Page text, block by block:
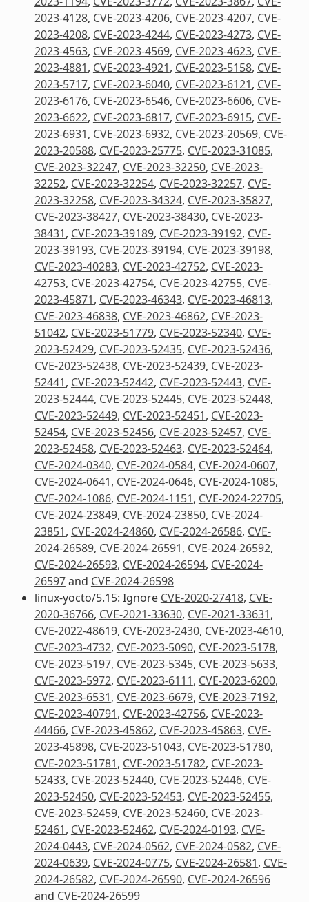
2023-4128, CVE-2023-4206, CVE-2023-4207, CVE-
2023-4208, CVE-2023-4244, CVE-2023-4273, CVE-
2023-4563, CVE-2023-4569, CVE-2023-4623, CVE-
2023-4881, CVE-2023-4921, CVE-2023-5158, CVE-
2023-5717, CVE-2023-6040, CVE-2023-6121, CVE-
2023-6176, CVE-2023-6546, CVE-2023-6606, CVE-
2023-6622, CVE-2023-6817, CVE-2023-6915, CVE-
2023-6931, CVE-2023-6932, CVE-2023-20569, CVE-
2023-20588, CVE-2023-25775, CVE-2023-31085,
CVE-2023-32247, CVE-2023-32250, CVE-2023-
32252, CVE-2023-32254, CVE-2023-32257, CVE-
2023-32258, CVE-2023-34324, CVE-2023-35827,
CVE-2023-38427, CVE-2023-38430, CVE-2023-
38431, CVE-2023-39189, CVE-2023-39192, CVE-
2023-39193, CVE-2023-39194, CVE-2023-39198,
CVE-2023-40283, CVE-2023-42752, CVE-2023-
42753, CVE-2023-42754, CVE-2023-42755, CVE-
2023-45871, CVE-2023-46343, CVE-2023-46813,
CVE-2023-46838, CVE-2023-46862, CVE-2023-
51042, CVE-2023-51779, CVE-2023-52340, CVE-
2023-52429, CVE-2023-52435, CVE-2023-52436,
CVE-2023-52438, CVE-2023-52439, CVE-2023-
52441, CVE-2023-52442, CVE-2023-52443, CVE-
2023-52444, CVE-2023-52445, CVE-2023-52448,
CVE-2023-52449, CVE-2023-52451, CVE-2023-
52454, CVE-2023-52456, CVE-2023-52457, CVE-
2023-52458, CVE-2023-52463, CVE-2023-52464,
CVE-2024-0340, CVE-2024-0584, CVE-2024-0607,
CVE-2024-0641, CVE-2024-0646, CVE-2024-1085,
CVE-2024-1086, CVE-2024-1151, CVE-2024-22705,
CVE-2024-23849, CVE-2024-23850, CVE-2024-
23851, CVE-2024-24860, CVE-2024-26586, CVE-
2024-26589, CVE-2024-26591, CVE-2024-26592,
CVE-2024-26593, CVE-2024-26594, CVE-2024-
26597and CVE-2024-26598
linux-yocto/5.15: Ignore CVE-2020-27418, CVE-
2020-36766, CVE-2021-33630, CVE-2021-33631,
CVE-2022-48619, CVE-2023-2430, CVE-2023-4610,
CVE-2023-4732, CVE-2023-5090, CVE-2023-5178,
CVE-2023-5197, CVE-2023-5345, CVE-2023-5633,
CVE-2023-5972, CVE-2023-6111, CVE-2023-6200,
CVE-2023-6531, CVE-2023-6679, CVE-2023-7192,
CVE-2023-40791, CVE-2023-42756, CVE-2023-
44466, CVE-2023-45862, CVE-2023-45863, CVE-
2023-45898, CVE-2023-51043, CVE-2023-51780,
CVE-2023-51781, CVE-2023-51782, CVE-2023-
52433, CVE-2023-52440, CVE-2023-52446, CVE-
2023-52450, CVE-2023-52453, CVE-2023-52455,
CVE-2023-52459, CVE-2023-52460, CVE-2023-
52461, CVE-2023-52462, CVE-2024-0193, CVE-
2024-0443, CVE-2024-0562, CVE-2024-0582, CVE-
2024-0639, CVE-2024-0775, CVE-2024-26581, CVE-
2024-26582, CVE-2024-26590, CVE-2024-26596
and CVE-2024-26599